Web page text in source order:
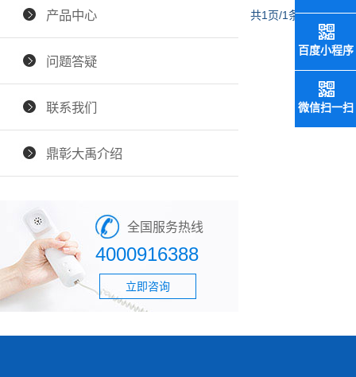
产品中心
问题答疑
联系我们
鼎彰大禹介绍
全国服务热线
4000916388
立即咨询
共1页/1条
百度小程序
微信扫一扫